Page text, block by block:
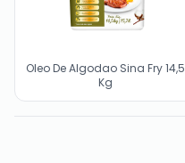
Oleo De Algodao Sina Fry 14,5
Kg